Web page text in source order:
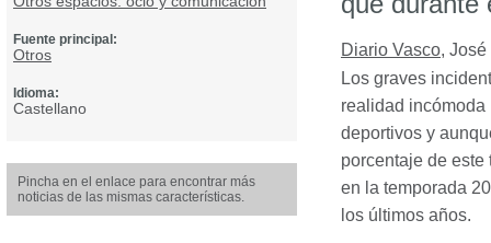
Fuente principal:
Otros
Idioma:
Castellano
Pincha en el enlace para encontrar más
noticias de las mismas características.
Diario Vasco, José
Los graves
realidad incómoda
deportivos y
porcentaje de
en la temporada
los últimos años.